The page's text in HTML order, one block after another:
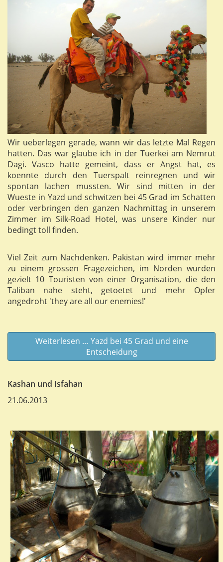
Wir ueberlegen gerade, wann wir das letzte Mal Regen
hatten. Das war glaube ich in der Tuerkei am Nemrut
Dagi. Vasco hatte gemeint, dass er Angst hat, es
koennte durch den Tuerspalt reinregnen und wir
spontan lachen mussten. Wir sind mitten in der
Wueste in Yazd und schwitzen bei 45 Grad im Schatten
oder verbringen den ganzen Nachmittag in unserem
Zimmer im Silk-Road Hotel, was unsere Kinder nur
bedingt toll finden.
Viel Zeit zum Nachdenken. Pakistan wird immer mehr
zu einem grossen Fragezeichen, im Norden wurden
gezielt 10 Touristen von einer Organisation, die den
Taliban nahe steht, getoetet und mehr Opfer
angedroht 'they are all our enemies!'
Weiterlesen … Yazd bei 45 Grad und eine
Entscheidung
Kashan und Isfahan
21.06.2013